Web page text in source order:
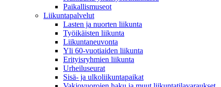
Paikallismuseot
Liikuntapalvelut
Lasten ja nuorten liikunta
Työikäisten liikunta
Liikuntaneuvonta
Yli 60-vuotiaiden liikunta
Erityisryhmien liikunta
Urheiluseurat
Sisä- ja ulkoliikuntapaikat